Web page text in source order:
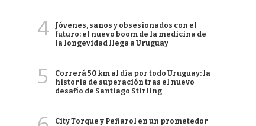
4
Jóvenes, sanos y obsesionados con el
futuro: el nuevo boom de la medicina de
la longevidad llega a Uruguay
5
Correrá 50 km al día por todo Uruguay: la
historia de superación tras el nuevo
desafío de Santiago Stirling
City Torque y Peñarol en un prometedor